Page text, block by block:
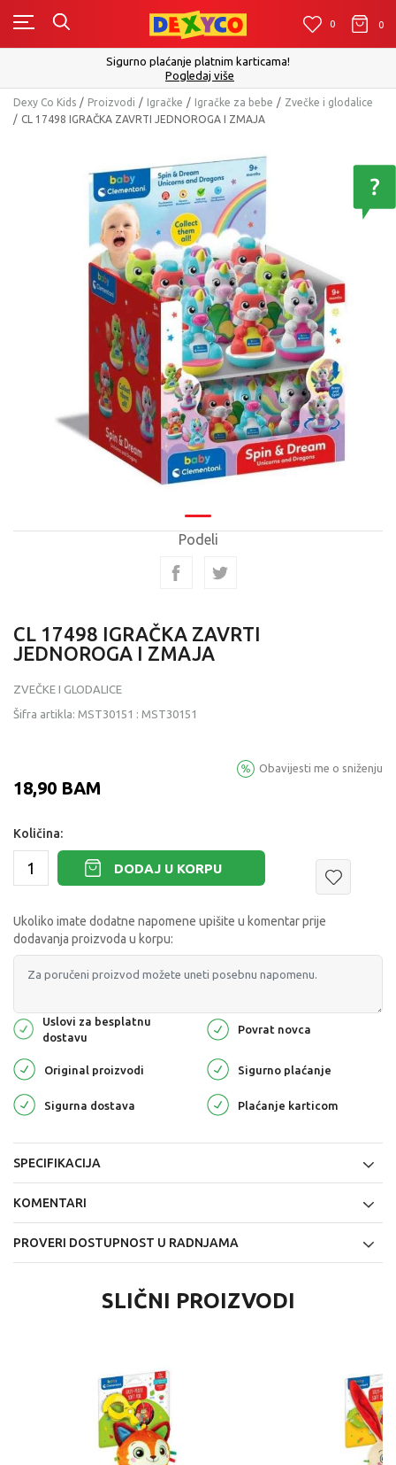
0 0
Sigurno plaćanje platnim karticama!
Pogledaj više
Dexy Co Kids Proizvodi Igračke Igračke za bebe
Zvečke i glodalice
CL 17498 IGRAČKA ZAVRTI JEDNOROGA I ZMAJA
Podeli
CL 17498 IGRAČKA ZAVRTI
JEDNOROGA I ZMAJA
ZVEČKE I GLODALICE
Šifra artikla: MST30151 : MST30151
18,90 BAM
Obavijesti me o sniženju
Količina:
DODAJ U KORPU
Ukoliko imate dodatne napomene upišite u komentar prije
dodavanja proizvoda u korpu:
Uslovi za besplatnu
dostavu
Povrat novca
Original proizvodi Sigurno plaćanje
Sigurna dostava Plaćanje karticom
SPECIFIKACIJA
KOMENTARI
PROVERI DOSTUPNOST U RADNJAMA
SLIČNI PROIZVODI